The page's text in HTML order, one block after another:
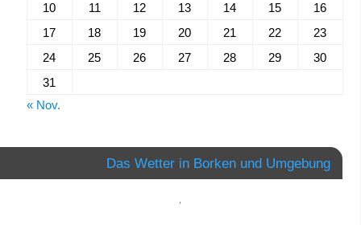
10
11 12 13 14 15
16
17
18 19 20 21 22
23
24
25 26 27 28 29
30
31
« Nov.
Das Wetter in Borken und Umgebung